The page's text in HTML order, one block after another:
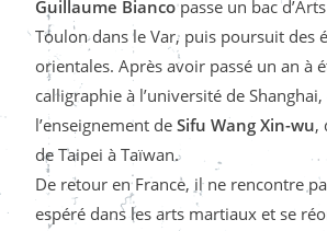
Guillaume Biancopasse un bac
Toulon dans le Var, puis poursuit des
orientales. Après avoir passé un an à
calligraphie à l’université de
l’enseignement deSifu Wang Xin-wu,
de Taipei à Taïwan.
De retour en France, il ne rencontre
espéré dans les arts martiaux et se